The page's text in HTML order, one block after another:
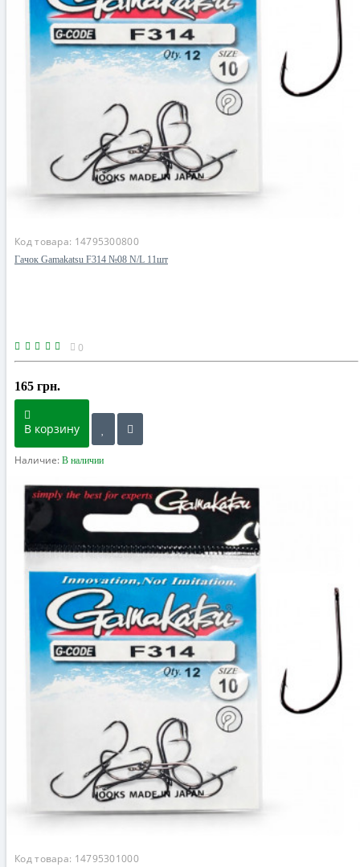
Код товара: 14795300800
Гачок Gamakatsu F314 №08 N/L 11шт
0
165 грн.
В корзину
Наличие: В наличии
Код товара: 14795301000